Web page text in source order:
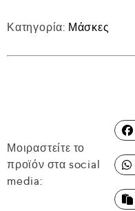
Κατηγορία: Μάσκες
Μοιραστείτε το
προϊόν στα social
media: